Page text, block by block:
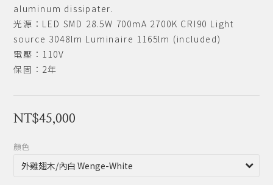
aluminum dissipater.
光源：LED SMD 28.5W 700mA 2700K CRI90 Light
source 3048lm Luminaire 1165lm (included)
電壓：110V
保固：2年
NT$45,000
顏色